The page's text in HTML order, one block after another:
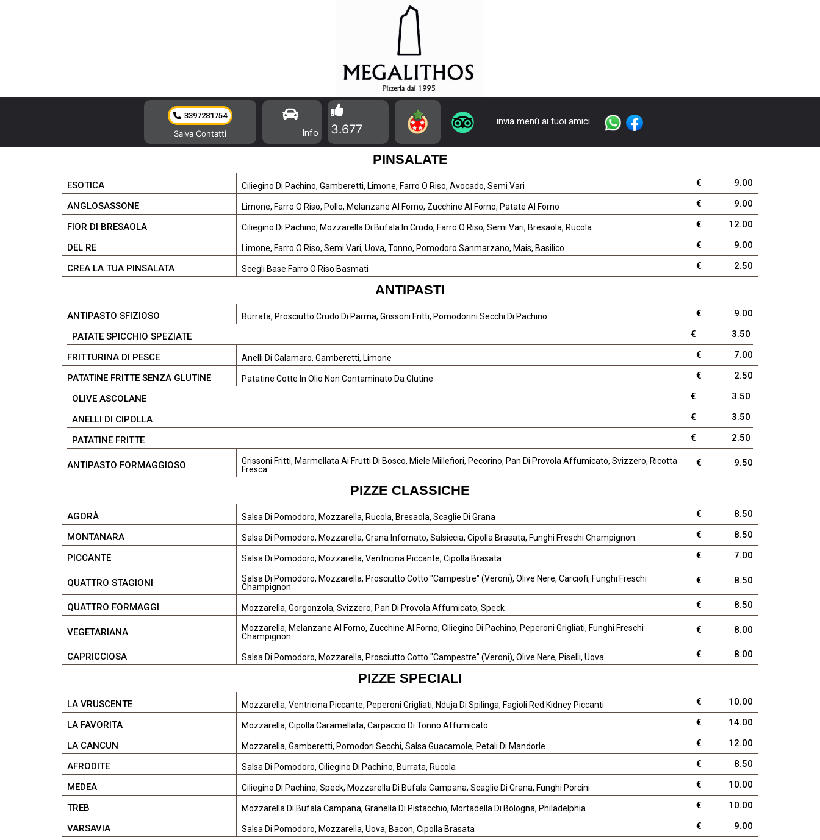
3397281754
Salva Contatti Info 3.677
invia menù ai tuoi amici
PINSALATE
ESOTICA Ciliegino Di Pachino, Gamberetti, Limone, Farro O Riso, Avocado, Semi Vari € 9.00
ANGLOSASSONE Limone, Farro O Riso, Pollo, Melanzane Al Forno, Zucchine Al Forno, Patate Al Forno € 9.00
FIOR DI BRESAOLA Ciliegino Di Pachino, Mozzarella Di Bufala In Crudo, Farro O Riso, Semi Vari, Bresaola, Rucola € 12.00
DEL RE Limone, Farro O Riso, Semi Vari, Uova, Tonno, Pomodoro Sanmarzano, Mais, Basilico € 9.00
CREA LA TUA PINSALATA Scegli Base Farro O Riso Basmati € 2.50
ANTIPASTI
ANTIPASTO SFIZIOSO Burrata, Prosciutto Crudo Di Parma, Grissoni Fritti, Pomodorini Secchi Di Pachino € 9.00
PATATE SPICCHIO SPEZIATE € 3.50
FRITTURINA DI PESCE Anelli Di Calamaro, Gamberetti, Limone € 7.00
PATATINE FRITTE SENZA GLUTINE Patatine Cotte In Olio Non Contaminato Da Glutine € 2.50
OLIVE ASCOLANE € 3.50
ANELLI DI CIPOLLA € 3.50
PATATINE FRITTE € 2.50
ANTIPASTO FORMAGGIOSO
Grissoni Fritti, Marmellata Ai Frutti Di Bosco, Miele Millefiori, Pecorino, Pan Di Provola Affumicato, Svizzero, Ricotta
Fresca
€ 9.50
PIZZE CLASSICHE
AGORÀ Salsa Di Pomodoro, Mozzarella, Rucola, Bresaola, Scaglie Di Grana € 8.50
MONTANARA Salsa Di Pomodoro, Mozzarella, Grana Infornato, Salsiccia, Cipolla Brasata, Funghi Freschi Champignon € 8.50
PICCANTE Salsa Di Pomodoro, Mozzarella, Ventricina Piccante, Cipolla Brasata € 7.00
QUATTRO STAGIONI
Salsa Di Pomodoro, Mozzarella, Prosciutto Cotto "Campestre" (Veroni), Olive Nere, Carciofi, Funghi Freschi
Champignon
€ 8.50
QUATTRO FORMAGGI Mozzarella, Gorgonzola, Svizzero, Pan Di Provola Affumicato, Speck € 8.50
VEGETARIANA
Mozzarella, Melanzane Al Forno, Zucchine Al Forno, Ciliegino Di Pachino, Peperoni Grigliati, Funghi Freschi
Champignon
€ 8.00
CAPRICCIOSA Salsa Di Pomodoro, Mozzarella, Prosciutto Cotto "Campestre" (Veroni), Olive Nere, Piselli, Uova € 8.00
PIZZE SPECIALI
LA VRUSCENTE Mozzarella, Ventricina Piccante, Peperoni Grigliati, Nduja Di Spilinga, Fagioli Red Kidney Piccanti € 10.00
LA FAVORITA Mozzarella, Cipolla Caramellata, Carpaccio Di Tonno Affumicato € 14.00
LA CANCUN Mozzarella, Gamberetti, Pomodori Secchi, Salsa Guacamole, Petali Di Mandorle € 12.00
AFRODITE Salsa Di Pomodoro, Ciliegino Di Pachino, Burrata, Rucola € 8.50
MEDEA Ciliegino Di Pachino, Speck, Mozzarella Di Bufala Campana, Scaglie Di Grana, Funghi Porcini € 10.00
TREB Mozzarella Di Bufala Campana, Granella Di Pistacchio, Mortadella Di Bologna, Philadelphia € 10.00
VARSAVIA Salsa Di Pomodoro, Mozzarella, Uova, Bacon, Cipolla Brasata € 9.00